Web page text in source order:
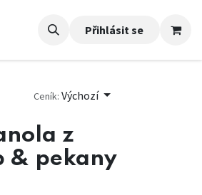
Přihlásit se
Ceník: Výchozí
z
& pekany